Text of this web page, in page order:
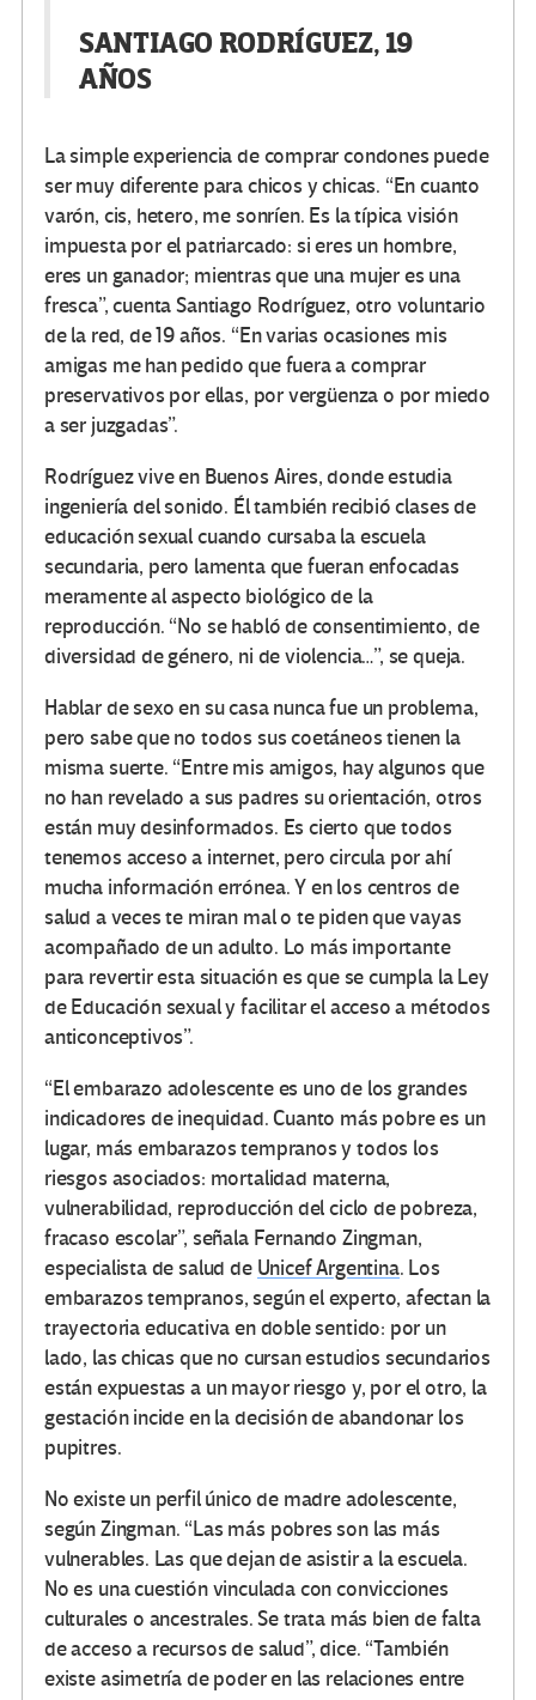
SANTIAGO RODRÍGUEZ, 19
AÑOS
La simple experiencia de comprar condones puede
ser muy diferente para chicos y chicas. “En cuanto
varón, cis, hetero, me sonríen. Es la típica visión
impuesta por el patriarcado: si eres un hombre,
eres un ganador; mientras que una mujer es una
fresca”, cuenta Santiago Rodríguez, otro voluntario
de la red, de 19 años. “En varias ocasiones mis
amigas me han pedido que fuera a comprar
preservativos por ellas, por vergüenza o por miedo
a ser juzgadas”.
Rodríguez vive en Buenos Aires, donde estudia
ingeniería del sonido. Él también recibió clases de
educación sexual cuando cursaba la escuela
secundaria, pero lamenta que fueran enfocadas
meramente al aspecto biológico de la
reproducción. “No se habló de consentimiento, de
diversidad de género, ni de violencia…”, se queja.
Hablar de sexo en su casa nunca fue un problema,
pero sabe que no todos sus coetáneos tienen la
misma suerte. “Entre mis amigos, hay algunos que
no han revelado a sus padres su orientación, otros
están muy desinformados. Es cierto que todos
tenemos acceso a internet, pero circula por ahí
mucha información errónea. Y en los centros de
salud a veces te miran mal o te piden que vayas
acompañado de un adulto. Lo más importante
para revertir esta situación es que se cumpla la Ley
de Educación sexual y facilitar el acceso a métodos
anticonceptivos”.
“El embarazo adolescente es uno de los grandes
indicadores de inequidad. Cuanto más pobre es un
lugar, más embarazos tempranos y todos los
riesgos asociados: mortalidad materna,
vulnerabilidad, reproducción del ciclo de pobreza,
fracaso escolar”, señala Fernando Zingman,
especialista de salud de Unicef Argentina. Los
embarazos tempranos, según el experto, afectan la
trayectoria educativa en doble sentido: por un
lado, las chicas que no cursan estudios secundarios
están expuestas a un mayor riesgo y, por el otro, la
gestación incide en la decisión de abandonar los
pupitres.
No existe un perfil único de madre adolescente,
según Zingman. “Las más pobres son las más
vulnerables. Las que dejan de asistir a la escuela.
No es una cuestión vinculada con convicciones
culturales o ancestrales. Se trata más bien de falta
de acceso a recursos de salud”, dice. “También
existe asimetría de poder en las relaciones entre